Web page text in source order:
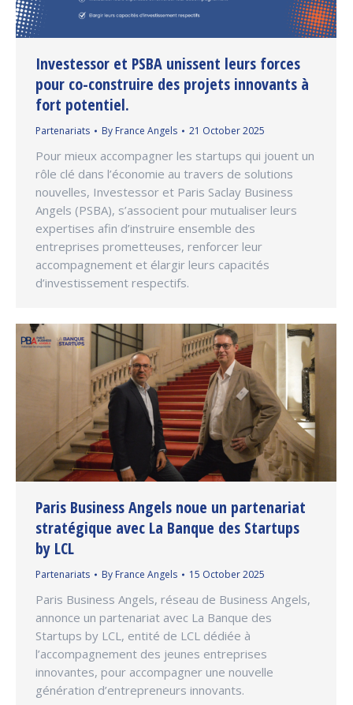
Investessor et PSBA unissent leurs forces
pour co-construire des projets innovants à
fort potentiel.
Partenariats By France Angels 21 October 2025
Pour mieux accompagner les startups qui jouent un
rôle clé dans l’économie au travers de solutions
nouvelles, Investessor et Paris Saclay Business
Angels (PSBA), s’associent pour mutualiser leurs
expertises afin d’instruire ensemble des
entreprises prometteuses, renforcer leur
accompagnement et élargir leurs capacités
d’investissement respectifs.
Paris Business Angels noue un partenariat
stratégique avec La Banque des Startups
by LCL
Partenariats By France Angels 15 October 2025
Paris Business Angels, réseau de Business Angels,
annonce un partenariat avec La Banque des
Startups by LCL, entité de LCL dédiée à
l’accompagnement des jeunes entreprises
innovantes, pour accompagner une nouvelle
génération d’entrepreneurs innovants.